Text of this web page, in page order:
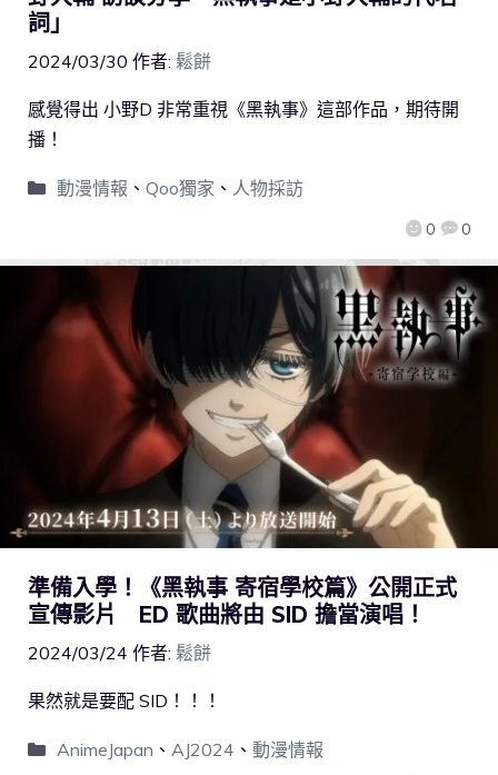
詞」
2024/03/30 作者: 鬆餅
0 0
感覺得出 小野D 非常重視《黑執事》這部作品，期待開
播！
動漫情報 、 Qoo獨家 、 人物採訪
準備入學！《黑執事 寄宿學校篇》公開正式
宣傳影片 ED 歌曲將由 SID 擔當演唱！
2024/03/24 作者: 鬆餅
果然就是要配 SID！！！
AnimeJapan 、 AJ2024 、 動漫情報